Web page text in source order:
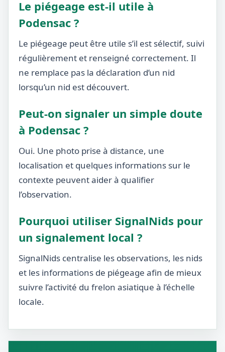
Le piégeage est-il utile à
Podensac ?
Le piégeage peut être utile s’il est sélectif, suivi
régulièrement et renseigné correctement. Il
ne remplace pas la déclaration d’un nid
lorsqu’un nid est découvert.
Peut-on signaler un simple doute
à Podensac ?
Oui. Une photo prise à distance, une
localisation et quelques informations sur le
contexte peuvent aider à qualifier
l’observation.
Pourquoi utiliser SignalNids pour
un signalement local ?
SignalNids centralise les observations, les nids
et les informations de piégeage afin de mieux
suivre l’activité du frelon asiatique à l’échelle
locale.